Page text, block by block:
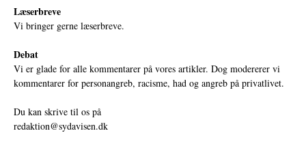
Læserbreve
Vi bringer gerne læserbreve.
Debat
Vi er glade for alle kommentarer på vores artikler. Dog modererer vi
kommentarer for personangreb, racisme, had og angreb på privatlivet.
Du kan skrive til os på
redaktion@sydavisen.dk